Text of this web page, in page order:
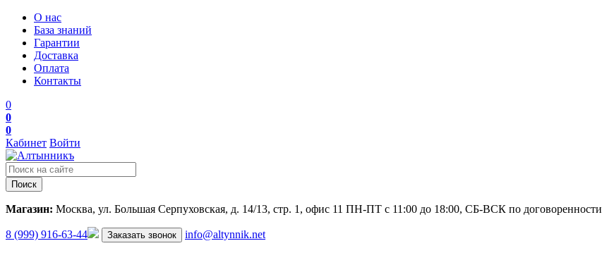
О нас
База знаний
Гарантии
Доставка
Оплата
Контакты
0
0
0
Кабинет Войти
Поиск
Магазин: Москва, ул. Большая Серпуховская, д. 14/13, стр. 1, офис 11 ПН-ПТ с 11:00 до 18:00, СБ-ВСК по договоренности
8 (999) 916-63-44 Заказать звонок info@altynnik.net